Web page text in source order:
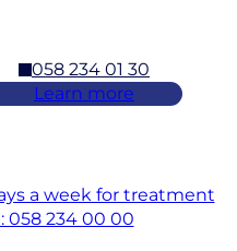
058 234 01 30
Learn more
a week for treatment
058 234 00 00